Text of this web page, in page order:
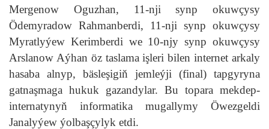
Mergenow Oguzhan, 11-nji synp okuwçysy
Ödemyradow Rahmanberdi, 11-nji synp okuwçysy
Myratlyýew Kerimberdi we 10-njy synp okuwçysy
Arslanow Aýhan öz taslama işleri bilen internet arkaly
hasaba alnyp, bäsleşigiň jemleýji (final) tapgyryna
gatnaşmaga hukuk gazandylar. Bu topara mekdep-
internatynyň informatika mugallymy Öwezgeldi
Janalyýew ýolbaşçylyk etdi.